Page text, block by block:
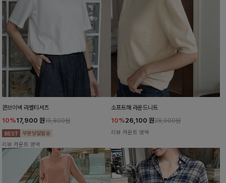
콘브이넥 라벨티셔츠
10%17,900 원19,800원
리뷰 카운트 영역
소프트해 라운드니트
10%26,100 원28,900원
리뷰 카운트 영역